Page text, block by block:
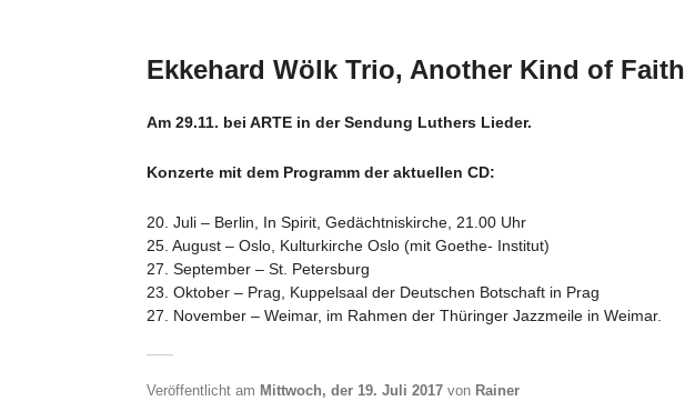
Ekkehard Wölk Trio, Another Kind of Faith
Am 29.11. bei ARTE in der Sendung Luthers Lieder.
Konzerte mit dem Programm der aktuellen CD:
20. Juli – Berlin, In Spirit, Gedächtniskirche, 21.00 Uhr
25. August – Oslo, Kulturkirche Oslo (mit Goethe- Institut)
27. September – St. Petersburg
23. Oktober – Prag, Kuppelsaal der Deutschen Botschaft in Prag
27. November – Weimar, im Rahmen der Thüringer Jazzmeile in Weimar.
Veröffentlicht am Mittwoch, der 19. Juli 2017 von Rainer